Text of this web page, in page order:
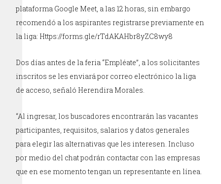
plataforma Google Meet, a las 12 horas, sin embargo
recomendó a los aspirantes registrarse previamente en
la liga: Https://forms.gle/rTdAKAHbr8yZC8wy8
Dos días antes de la feria “Empléate”, a los solicitantes
inscritos se les enviará por correo electrónico la liga
de acceso, señaló Herendira Morales.
“Al ingresar, los buscadores encontrarán las vacantes
participantes, requisitos, salarios y datos generales
para elegir las alternativas que les interesen. Incluso
por medio del chat podrán contactar con las empresas
que en ese momento tengan un representante en línea.